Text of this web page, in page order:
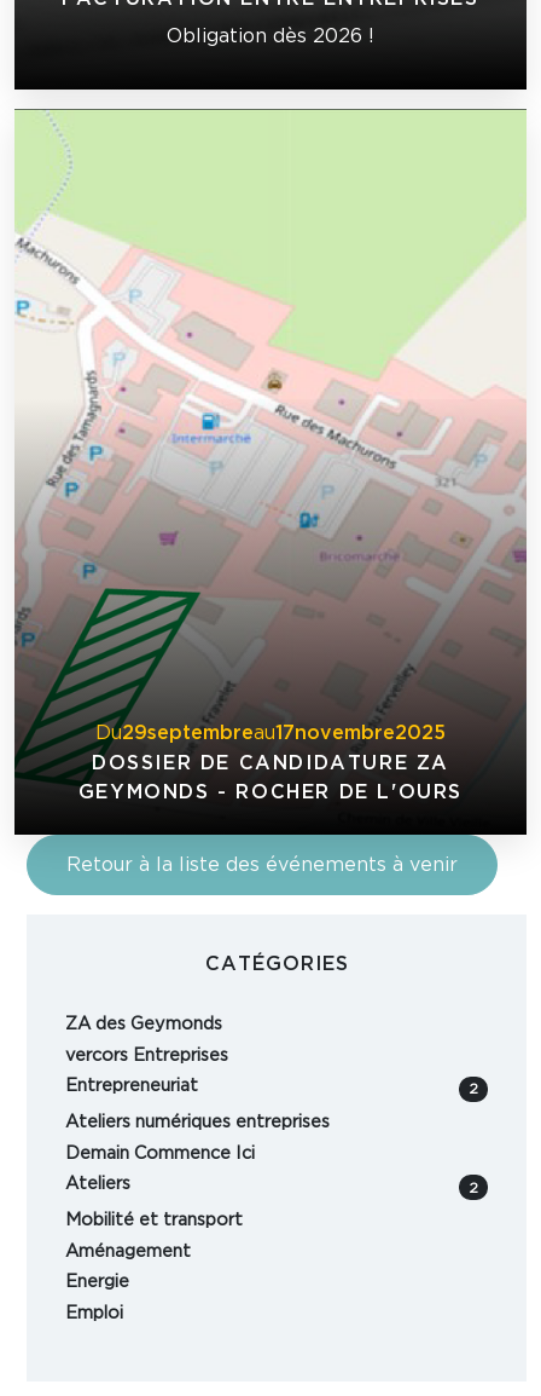
Obligation dès 2026 !
Du29septembreau17novembre2025
DOSSIER DE CANDIDATURE ZA
GEYMONDS - ROCHER DE L'OURS
Retour à la liste des événements à venir
CATÉGORIES
ZA des Geymonds
vercors Entreprises
Entrepreneuriat
2
Ateliers numériques entreprises
Demain Commence Ici
Ateliers
2
Mobilité et transport
Aménagement
Energie
Emploi